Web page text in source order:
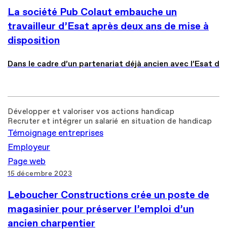
La société Pub Colaut embauche un
travailleur d’Esat après deux ans de mise à
disposition
Dans le cadre d’un partenariat déjà ancien avec l’Esat d
Développer et valoriser vos actions handicap
Recruter et intégrer un salarié en situation de handicap
Témoignage entreprises
Employeur
Page web
15 décembre 2023
Leboucher Constructions crée un poste de
magasinier pour préserver l’emploi d’un
ancien charpentier